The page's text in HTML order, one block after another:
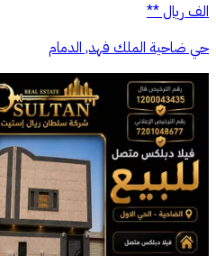
الف ريال **
حي ضاحية الملك فهد, الدمام